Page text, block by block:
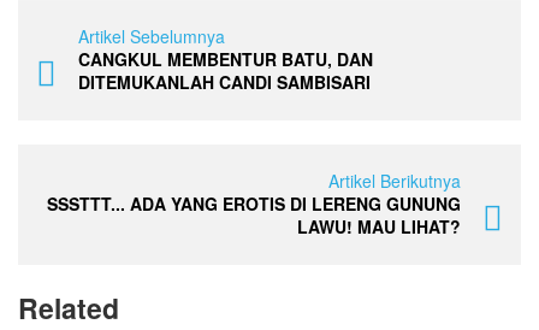
Artikel Sebelumnya
CANGKUL MEMBENTUR BATU, DAN
DITEMUKANLAH CANDI SAMBISARI
Artikel Berikutnya
SSSTTT... ADA YANG EROTIS DI LERENG GUNUNG
LAWU! MAU LIHAT?
Related